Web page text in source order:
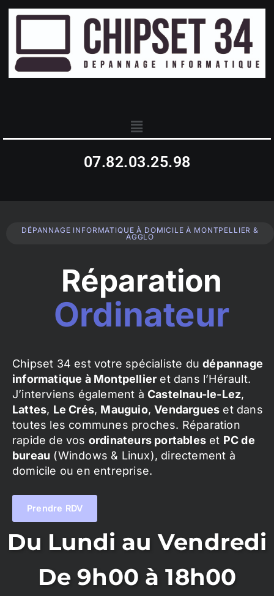
07.82.03.25.98
DÉPANNAGE INFORMATIQUE À DOMICILE À MONTPELLIER &
AGGLO
Réparation
Ordinateur
Chipset 34 est votre spécialiste dudépannage
informatique à Montpellier et dans l’Hérault.
J’interviens également à Castelnau-le-Lez,
Lattes, Le Crés, Mauguio,Vendargues et dans
toutes les communes proches. Réparation
rapide de vos ordinateurs portables et PC de
bureau (Windows & Linux), directement à
domicile ou en entreprise.
Prendre RDV
Du Lundi au Vendredi
De 9h00 à 18h00